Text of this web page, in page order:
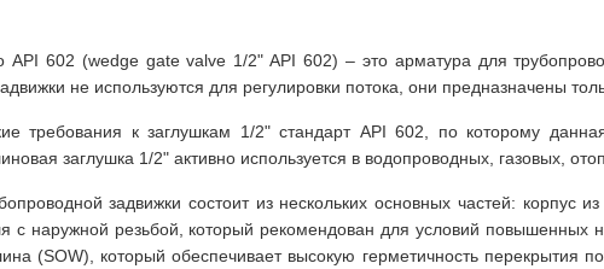
API 602 (wedge gate valve 1/2" API 602) – это арматура для
не используются для регулировки потока, они предназначены
требования к заглушкам 1/2" стандарт API 602, по которому
заглушка 1/2" активно используется в водопроводных, газовых,
задвижки состоит из нескольких основных частей: корпус
с наружной резьбой, который рекомендован для условий повышенных
(SOW), который обеспечивает высокую герметичность перекрытия